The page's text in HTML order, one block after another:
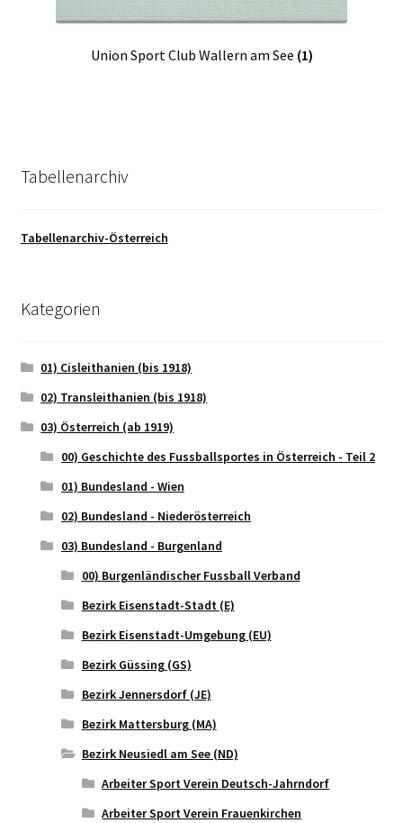
Union Sport Club Wallern am See (1)
Tabellenarchiv
Tabellenarchiv-Österreich
Kategorien
01) Cisleithanien (bis 1918)
02) Transleithanien (bis 1918)
03) Österreich (ab 1919)
00) Geschichte des Fussballsportes in Österreich - Teil 2
01) Bundesland - Wien
02) Bundesland - Niederösterreich
03) Bundesland - Burgenland
00) Burgenländischer Fussball Verband
Bezirk Eisenstadt-Stadt (E)
Bezirk Eisenstadt-Umgebung (EU)
Bezirk Güssing (GS)
Bezirk Jennersdorf (JE)
Bezirk Mattersburg (MA)
Bezirk Neusiedl am See (ND)
Arbeiter Sport Verein Deutsch-Jahrndorf
Arbeiter Sport Verein Frauenkirchen